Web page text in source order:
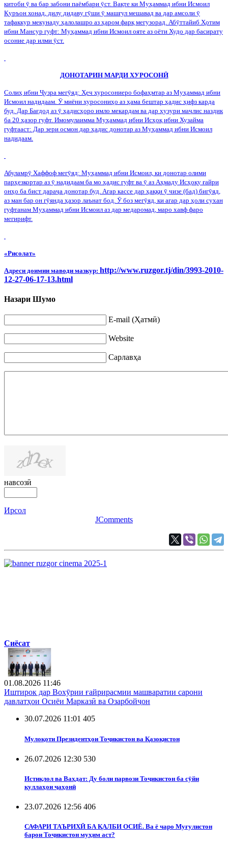
китоби ӯ ва бар забони паёмбари ӯст. Вақте ки Муҳаммад ибни Исмоил
Қуръон хонад, дилу дидаву гӯши ӯ машғул мешавад ва дар амсоли ӯ
тафаккур мекунаду ҳалолашро аз ҳаром фарқ мегузорад. Абӯттайиб Ҳотим
ибни Мансур гуфт: Муҳаммад ибни Исмоил ояте аз оёти Худо дар басирату
осоние дар илми ӯст.
ДОНОТАРИН МАРДИ ХУРОСОНӢ
Солиҳ ибни Ҷузра мегӯяд: Ҳеч хуросониеро бофаҳмтар аз Муҳаммад ибни
Исмоил надидаам. Ӯ миёни хуросониҳо аз ҳама бештар ҳадис ҳифз карда
буд. Дар Бағдод аз ӯ ҳадисҳоро имло мекардам ва дар ҳузури маҷлис наздик
ба 20 ҳазор гуфт. Имомулаимма Муҳаммад ибни Исҳоқ ибни Хузайма
гуфтааст: Дар зери осмон дар ҳадис донотар аз Муҳаммад ибни Исмоил
надидаам.
Абуламрӯ Хаффоф мегӯяд: Муҳаммад ибни Исмоил, ки донотар олими
парҳезкортар аз ӯ надидаам ба мо ҳадис гуфт ва ӯ аз Аҳмаду Исҳоқу ғайри
онҳо ба бист дараҷа донотар буд. Агар кассе дар ҳаққи ӯ чизе (бад) бигӯяд,
аз ман бар он гӯянда ҳазор лаънат бод. Ӯ боз мегӯяд, ки агар дар ҳоли сухан
гуфтанам Муҳаммад ибни Исмоил аз дар медаромад, маро хавф фаро
мегирифт.
«Рисолат»
Адреси доимии маводи мазкур: http://www.ruzgor.tj/din/3993-2010-
12-27-06-17-13.html
Назари Шумо
E-mail (Ҳатмӣ)
Website
Сарлавҳа
навсозӣ
Ирсол
JComments
Сиёсат
01.08.2026 11:46
Иштирок дар Вохӯрии ғайрирасмии машваратии сарони
давлатҳои Осиёи Марказӣ ва Озарбойҷон
30.07.2026 11:01 405
Мулоқоти Президентҳои Тоҷикистон ва Қазоқистон
26.07.2026 12:30 530
Истиқлол ва Ваҳдат: Ду боли парвози Тоҷикистон ба сӯйи
қуллаҳои ҷаҳонӣ
23.07.2026 12:56 406
САФАРИ ТАЪРИХӢ БА ҚАЛБИ ОСИЁ. Ва ё чаро Муғулистон
барои Тоҷикистон муҳим аст?